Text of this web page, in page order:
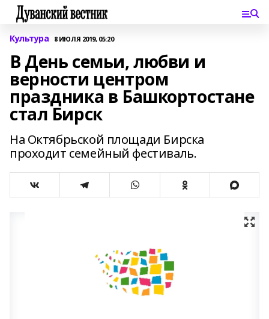
Культура 8 ИЮЛЯ 2019, 05:20
В День семьи, любви и
верности центром
праздника в Башкортостане
стал Бирск
На Октябрьской площади Бирска
проходит семейный фестиваль.